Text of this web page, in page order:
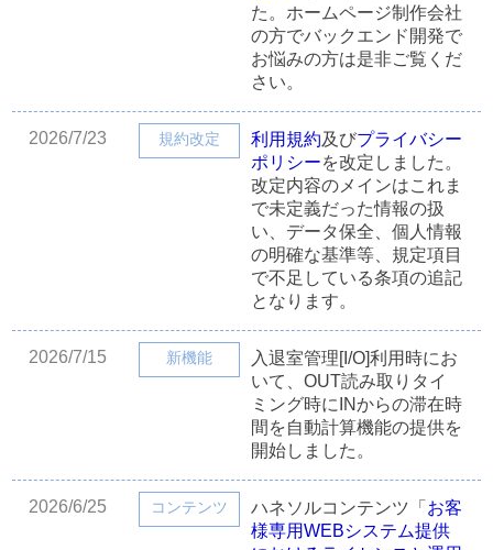
た。ホームページ制作会社
の方でバックエンド開発で
お悩みの方は是非ご覧くだ
さい。
2026/7/23 規約改定 利用規約及びプライバシー
ポリシーを改定しました。
改定内容のメインはこれま
で未定義だった情報の扱
い、データ保全、個人情報
の明確な基準等、規定項目
で不足している条項の追記
となります。
2026/7/15 新機能
入退室管理[I/O]利用時にお
いて、OUT読み取りタイ
ミング時にINからの滞在時
間を自動計算機能の提供を
開始しました。
2026/6/25 コンテンツ ハネソルコンテンツ「 お客
様専用WEBシステム提供